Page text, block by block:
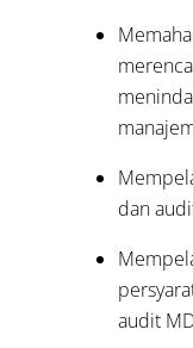
dan
audit